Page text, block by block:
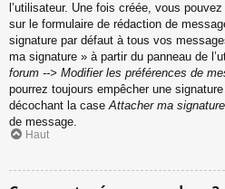
l’utilisateur. Une fois créée, vous
sur le formulaire de rédaction de
signature par défaut à tous vos
ma signature » à partir du panneau de
forum --> Modifier les préférences de
pourrez toujours empêcher une
décochant la caseAttacher ma signature
de message.
Haut